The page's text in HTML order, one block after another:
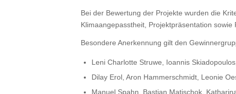
Bei der Bewertung der Projekte wurden die
Klimaangepasstheit, Projektpräsentation
Besondere Anerkennung gilt den
Leni Charlotte Struwe, Ioannis
Dilay Erol, Aron Hammerschmidt, Leonie
Manuel Spahn, Bastian Matischok,